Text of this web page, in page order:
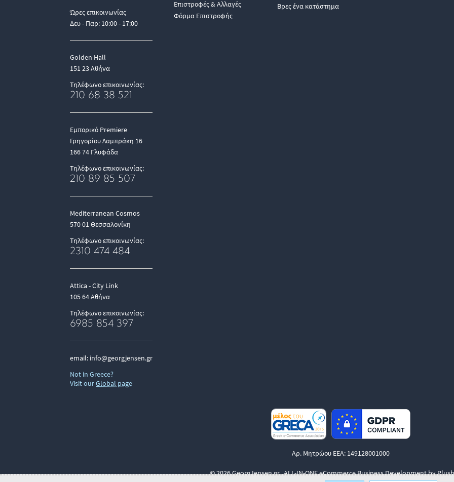
Ώρες επικοινωνίας
Δευ - Παρ: 10:00 - 17:00
Golden Hall
151 23 Αθήνα
Τηλέφωνο επικοινωνίας:
210 68 38 521
Εμπορικό Premiere
Γρηγορίου Λαμπράκη 16
166 74 Γλυφάδα
Τηλέφωνο επικοινωνίας:
210 89 85 507
Mediterranean Cosmos
570 01 Θεσσαλονίκη
Τηλέφωνο επικοινωνίας:
2310 474 484
Attica - City Link
105 64 Αθήνα
Τηλέφωνο επικοινωνίας:
6985 854 397
email: info@georgjensen.gr
Not in Greece?
Visit ourGlobal page
Επιστροφές & Αλλαγές
Φόρμα Επιστροφής
Βρες ένα κατάστημα
Αρ. Μητρώου ΕΕΑ: 149128001000
© 2026 GeorgJensen.gr.ALL-IN-ONE eCommerce Business Development by